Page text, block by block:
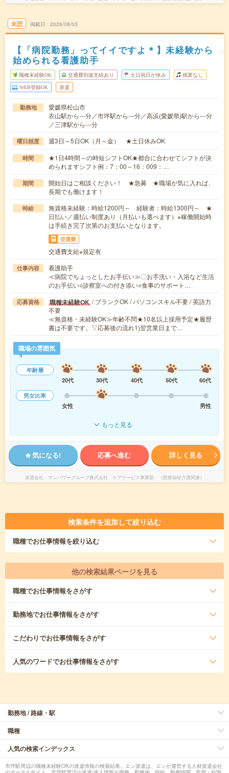
未読 掲載日 2026/08/03
【「病院勤務」ってイイですよ＊】未経験から
始められる看護助手
職種未経験OK 交通費別途支給あり 土日祝日が休み 残業なし
WEB登録OK 派遣
勤務地
愛媛県松山市
衣山駅から---分／市坪駅から---分／高浜(愛媛県)駅から---分
／三津駅から---分
曜日頻度 週3日～5日OK（月～金） ★土日休みOK
時間
★1日4時間～の時短シフトOK★都合に合わせてシフトが決
められますシフト例：7：00～16：009：…
期間
開始日はご相談ください！ ★急募 ★職場が気に入れば、
長期でも働けます！
時給
無資格未経験：時給1200円～ 経験者：時給1300円～ ★
日払い／週払い制度あり（月払いも選べます）※稼働開始時
は手続き完了次第のお支払いとなります。
交通費
交通費支給※規定有
仕事内容
看護助手
≪病院でちょっとしたお手伝い≫〇お手洗い・入浴など生活
のお手伝い○診察室への付き添い○食事のサポート…
応募資格 職種未経験OK / ブランクOK / パソコンスキル不要 / 英語力
不要
≪無資格・未経験OK≫年齢不問★10名以上採用予定★履歴
書は不要です。▽応募後の流れ1)翌営業日まで…
職場の雰囲気
年齢層
20代
30代 40代 50代
60代
男女比率
女性
男性
もっと見る
気になる! 応募へ進む 詳しく見る
派遣会社 マンパワーグループ株式会社 ケアサービス事業部 （医療福祉介護関連）
検索条件を追加して絞り込む
職種でお仕事情報を絞り込む
他の検索結果ページを見る
職種でお仕事情報をさがす
勤務地でお仕事情報をさがす
こだわりでお仕事情報をさがす
人気のワードでお仕事情報をさがす
勤務地 / 路線・駅
職種
人気の検索インデックス
市坪駅周辺の職種未経験OKの派遣情報の検索結果。エン派遣は、エンが運営する人材派遣会社